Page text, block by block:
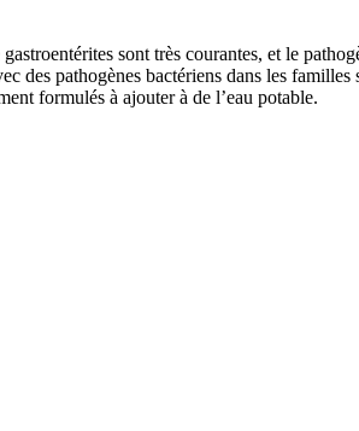
sont très courantes, et le
des pathogènes bactériens dans les
formulés à ajouter à de l’eau potable.